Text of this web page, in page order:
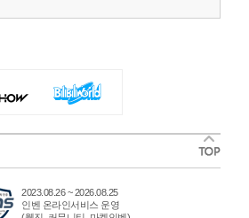
2023.08.26 ~ 2026.08.25
인벤 온라인서비스 운영